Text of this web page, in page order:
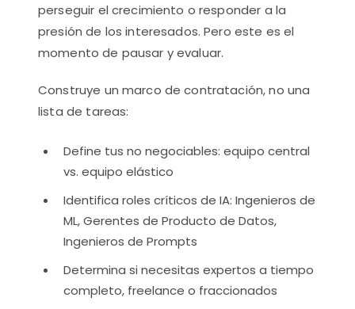
perseguir el crecimiento o responder a la
presión de los interesados. Pero este es el
momento de pausar y evaluar.
Construye un marco de contratación, no una
lista de tareas:
Define tus no negociables: equipo central
vs. equipo elástico
Identifica roles críticos de IA: Ingenieros de
ML, Gerentes de Producto de Datos,
Ingenieros de Prompts
Determina si necesitas expertos a tiempo
completo, freelance o fraccionados